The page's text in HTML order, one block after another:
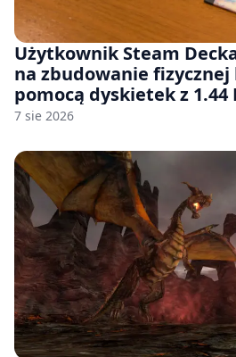
Użytkownik Steam
na zbudowanie
pomocą dyskietek z 1.44
7 sie 2026